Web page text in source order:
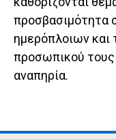
προσβασιμότητα
ημερόπλοιων και
προσωπικού τους
αναπηρία.